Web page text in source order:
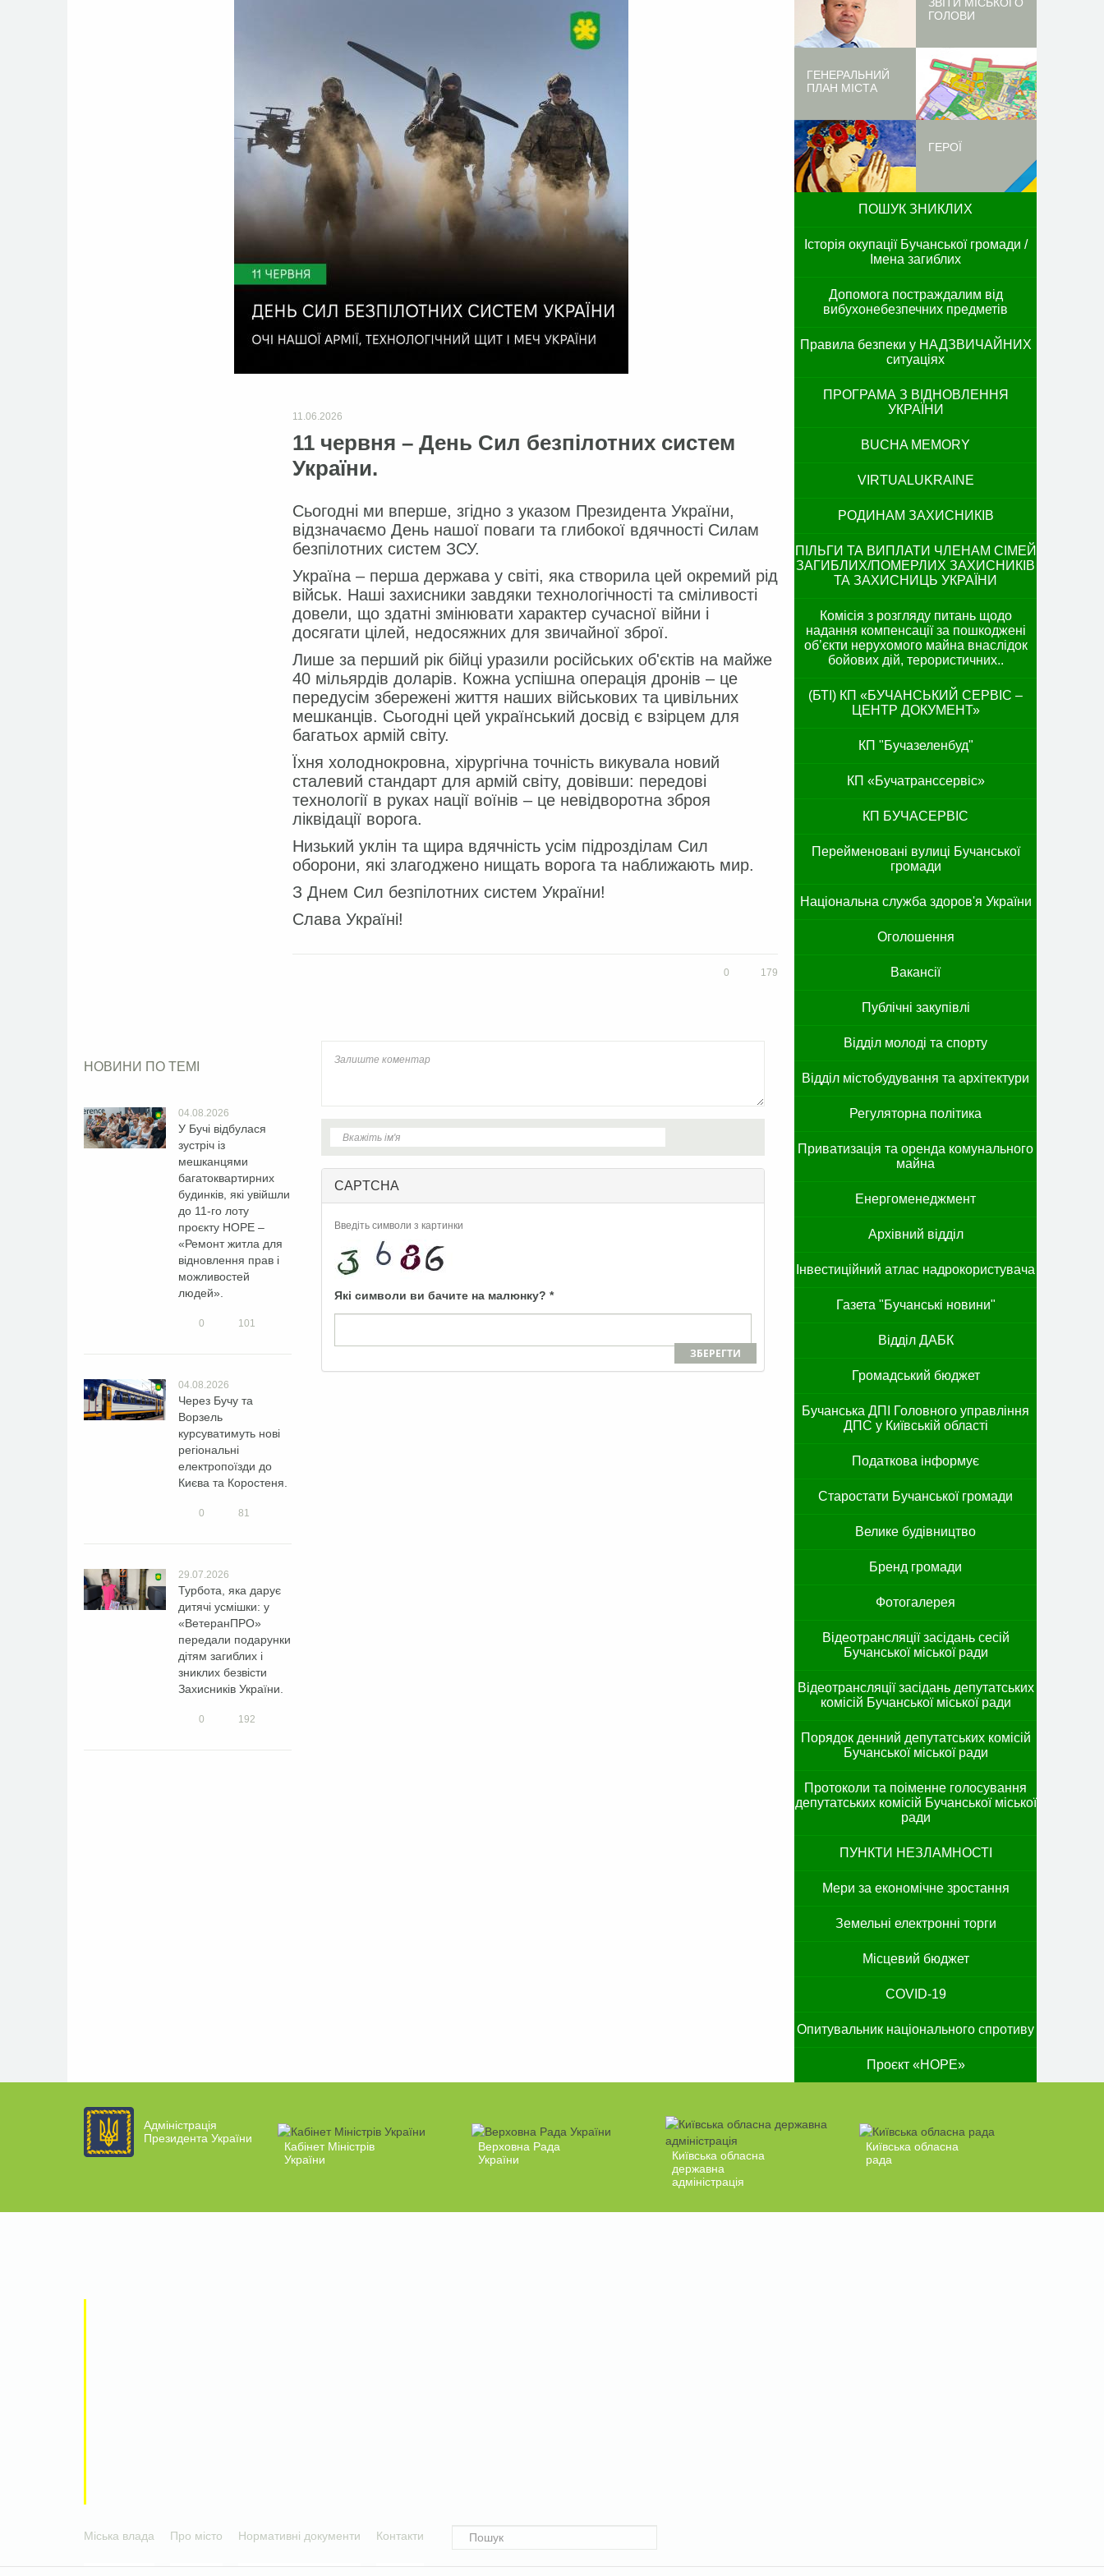
11.06.2026
11 червня – День Сил безпілотних систем
України.
Сьогодні ми вперше, згідно з указом Президента України,
відзначаємо День нашої поваги та глибокої вдячності Силам
безпілотних систем ЗСУ.
Україна – перша держава у світі, яка створила цей окремий рід
військ. Наші захисники завдяки технологічності та сміливості
довели, що здатні змінювати характер сучасної війни і
досягати цілей, недосяжних для звичайної зброї.
Лише за перший рік бійці уразили російських об'єктів на майже
40 мільярдів доларів. Кожна успішна операція дронів – це
передусім збережені життя наших військових та цивільних
мешканців. Сьогодні цей український досвід є взірцем для
багатьох армій світу.
Їхня холоднокровна, хірургічна точність викувала новий
сталевий стандарт для армій світу, довівши: передові
технології в руках нації воїнів – це невідворотна зброя
ліквідації ворога.
Низький уклін та щира вдячність усім підрозділам Сил
оборони, які злагоджено нищать ворога та наближають мир.
З Днем Сил безпілотних систем України!
Слава Україні!
179
0
НОВИНИ ПО ТЕМІ
04.08.2026
У Бучі відбулася
зустріч із
мешканцями
багатоквартирних
будинків, які увійшли
до 11-го лоту
проєкту HOPE –
«Ремонт житла для
відновлення прав і
можливостей
людей».
0 101
04.08.2026
Через Бучу та
Ворзель
курсуватимуть нові
регіональні
електропоїзди до
Києва та Коростеня.
0 81
29.07.2026
Турбота, яка дарує
дитячі усмішки: у
«ВетеранПРО»
передали подарунки
дітям загиблих і
зниклих безвісти
Захисників України.
0 192
CAPTCHA
Введіть символи з картинки
Які символи ви бачите на малюнку? *
ЗБЕРЕГТИ
ГОЛОВИ
ГЕНЕРАЛЬНИЙ
ПЛАН МІСТА
ГЕРОЇ
ПОШУК ЗНИКЛИХ
Історія окупації Бучанської громади /
Імена загиблих
Допомога постраждалим від
вибухонебезпечних предметів
Правила безпеки у НАДЗВИЧАЙНИХ
ситуаціях
ПРОГРАМА З ВІДНОВЛЕННЯ
УКРАЇНИ
BUCHA MEMORY
VIRTUALUKRAINE
РОДИНАМ ЗАХИСНИКІВ
ПІЛЬГИ ТА ВИПЛАТИ ЧЛЕНАМ СІМЕЙ
ЗАГИБЛИХ/ПОМЕРЛИХ ЗАХИСНИКІВ
ТА ЗАХИСНИЦЬ УКРАЇНИ
Комісія з розгляду питань щодо
надання компенсації за пошкоджені
об’єкти нерухомого майна внаслідок
бойових дій, терористичних..
(БТІ) КП «БУЧАНСЬКИЙ СЕРВІС –
ЦЕНТР ДОКУМЕНТ»
КП "Бучазеленбуд"
КП «Бучатранссервіс»
КП БУЧАСЕРВІС
Перейменовані вулиці Бучанської
громади
Національна служба здоров'я України
Оголошення
Вакансії
Публічні закупівлі
Відділ молоді та спорту
Відділ містобудування та архітектури
Регуляторна політика
Приватизація та оренда комунального
майна
Енергоменеджмент
Архівний відділ
Інвестиційний атлас надрокористувача
Газета "Бучанські новини"
Відділ ДАБК
Громадський бюджет
Бучанська ДПІ Головного управління
ДПС у Київській області
Податкова інформує
Старостати Бучанської громади
Велике будівництво
Бренд громади
Фотогалерея
Відеотрансляції засідань сесій
Бучанської міської ради
Відеотрансляції засідань депутатських
комісій Бучанської міської ради
Порядок денний депутатських комісій
Бучанської міської ради
Протоколи та поіменне голосування
депутатських комісій Бучанської міської
ради
ПУНКТИ НЕЗЛАМНОСТІ
Мери за економічне зростання
Земельні електронні торги
Місцевий бюджет
COVID-19
Опитувальник національного спротиву
Проєкт «HOPE»
Адміністрація
Президента України
Кабінет Міністрів
України
Верховна Рада
України
Київська обласна
державна
адміністрація
Київська обласна
рада
Міська влада Про місто Нормативні документи Контакти